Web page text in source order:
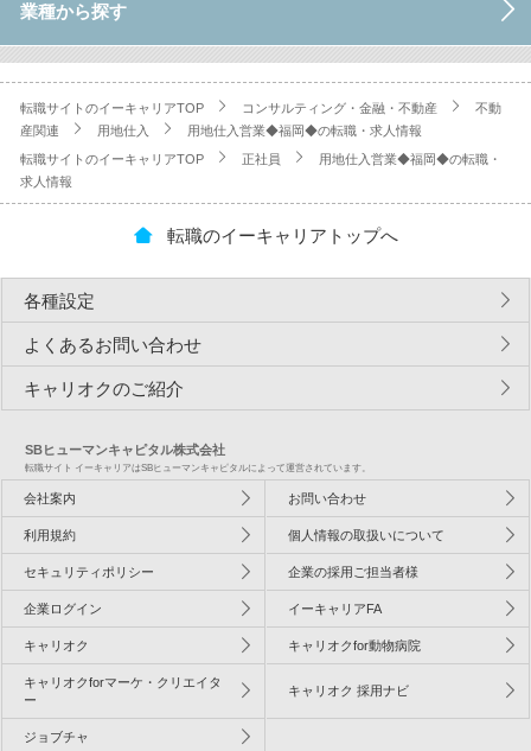
業種から探す
転職サイトのイーキャリアTOP コンサルティング・金融・不動産
不動
産関連
用地仕入 用地仕入営業◆福岡◆の転職・求人情報
転職サイトのイーキャリアTOP 正社員
用地仕入営業◆福岡◆の転職・
求人情報
転職のイーキャリアトップへ
各種設定
よくあるお問い合わせ
キャリオクのご紹介
SBヒューマンキャピタル株式会社
転職サイト イーキャリアはSBヒューマンキャピタルによって運営されています。
会社案内 お問い合わせ
利用規約 個人情報の取扱いについて
セキュリティポリシー 企業の採用ご担当者様
企業ログイン イーキャリアFA
キャリオク キャリオクfor動物病院
キャリオクforマーケ・クリエイタ
ー
キャリオク 採用ナビ
ジョブチャ